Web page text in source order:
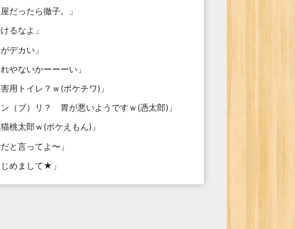
だったら徹子。
」
るなよ 」
デカい 」
やないかーーーい 」
用トイレ？ｗ(ボケチワ) 」
（ブ）リ？ 胃が悪いようですｗ(憑太郎) 」
桃太郎ｗ(ボケえもん) 」
と言ってよ〜 」
めまして★ 」